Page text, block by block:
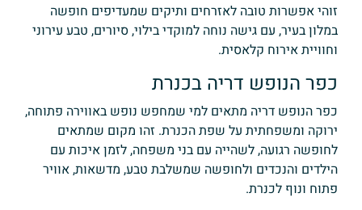
זוהי אפשרות טובה לאזרחים ותיקים שמעדיפים חופשה
במלון בעיר, עם גישה נוחה למוקדי בילוי, סיורים, טבע עירוני
וחוויית אירוח קלאסית.
כפר הנופש דריה בכנרת
כפר הנופש דריה מתאים למי שמחפש נופש באווירה פתוחה,
ירוקה ומשפחתית על שפת הכנרת. זהו מקום שמתאים
לחופשה רגועה, לשהייה עם בני משפחה, לזמן איכות עם
הילדים והנכדים ולחופשה שמשלבת טבע, מדשאות, אוויר
פתוח ונוף לכנרת.